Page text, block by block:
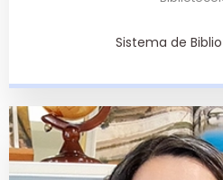
Sistema de